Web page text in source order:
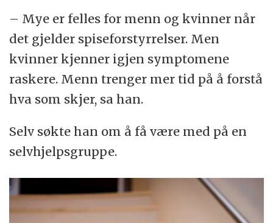
– Mye er felles for menn og kvinner når
det gjelder spiseforstyrrelser. Men
kvinner kjenner igjen symptomene
raskere. Menn trenger mer tid på å forstå
hva som skjer, sa han.
Selv søkte han om å få være med på en
selvhjelpsgruppe.